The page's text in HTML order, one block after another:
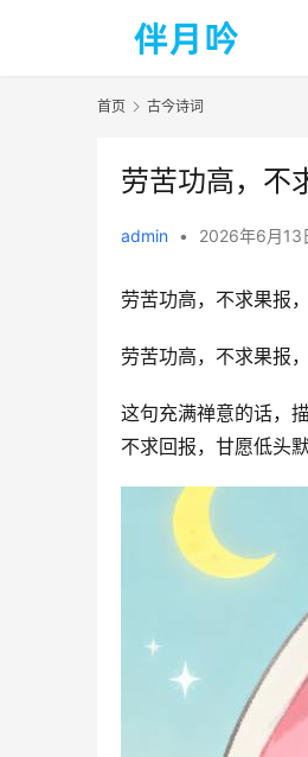
首页 古今诗词
劳苦功高，不
admin • 2026年6月13
劳苦功高，不求果报
劳苦功高，不求果报
这句充满禅意的话，
不求回报，甘愿低头